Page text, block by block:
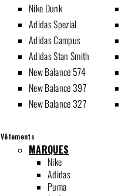
Nike Dunk
Adidas Spezial
Adidas Campus
Adidas Stan Smith
New Balance 574
New Balance 397
New Balance 327
Vêtements
MARQUES
Nike
Adidas
Puma